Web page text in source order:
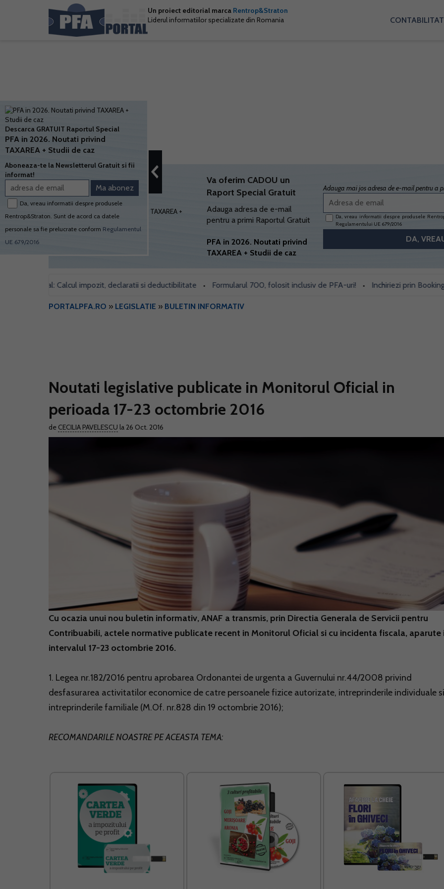
Un proiect editorial marca Rentrop&Straton
Liderul informatiilor specializate din Romania
Va oferim CADOU un
Raport Special Gratuit
Adauga adresa de e-mail
pentru a primi Raportul Gratuit
PFA in 2026. Noutati privind
TAXAREA + Studii de caz
Adauga mai jos adresa de e-mail pentru a
Da, vreau informatii despre produsele
Regulamentului UE 679/2016
social: Calcul impozit, declaratii si deductibilitate • Formularul 700, folosit inclusiv de PFA-uri! • Inchiriezi prin Booking si
PORTALPFA.RO » LEGISLATIE » BULETIN INFORMATIV
Noutati legislative publicate in Monitorul Oficial in
perioada 17-23 octombrie 2016
de CECILIA PAVELESCU la 26 Oct. 2016
Cu ocazia unui nou buletin informativ, ANAF a transmis, prin Directia Generala de Servicii pentru
Contribuabili, actele normative publicate recent in Monitorul Oficial si cu incidenta fiscala, aparute
intervalul 17-23 octombrie 2016.
1. Legea nr.182/2016 pentru aprobarea Ordonantei de urgenta a Guvernului nr.44/2008 privind
desfasurarea activitatilor economice de catre persoanele fizice autorizate, intreprinderile individuale si
intreprinderile familiale (M.Of. nr.828 din 19 octombrie 2016);
RECOMANDARILE NOASTRE PE ACEASTA TEMA:
Descarca GRATUIT Raportul Special
PFA in 2026. Noutati privind
TAXAREA + Studii de caz
Aboneaza-te la Newsletterul Gratuit si fii
informat!
Da, vreau informatii despre produsele
Rentrop&Straton. Sunt de acord ca datele
personale sa fie prelucrate conform Regulamentul
UE 679/2016